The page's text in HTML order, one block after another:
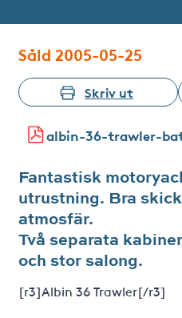
Såld 2005-05-25
Skriv ut
albin-36-trawler-
Fantastisk
utrustning. Bra
atmosfär.
Två separata
och stor salong.
[r3]Albin 36 Trawler[/r3]